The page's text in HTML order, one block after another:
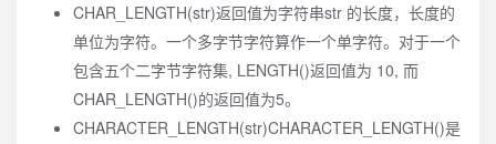
CHAR_LENGTH(str)返回值为字符串str 的长度，长度的
单位为字符。一个多字节字符算作一个单字符。对于一个
包含五个二字节字符集, LENGTH()返回值为 10, 而
CHAR_LENGTH()的返回值为5。
CHARACTER_LENGTH(str)CHARACTER_LENGTH()是